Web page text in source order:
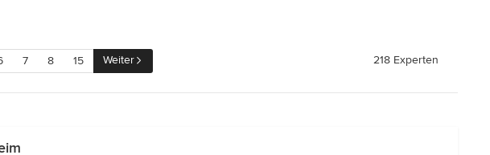
7 8 15 Weiter 218 Experten